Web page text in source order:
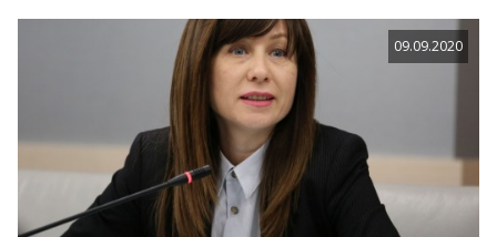
09.09.2020